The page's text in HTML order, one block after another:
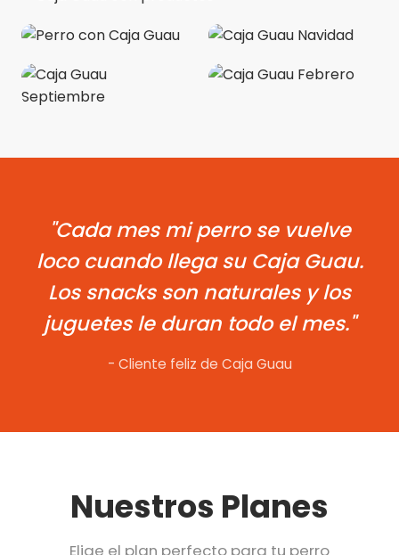
"Cada mes mi perro se vuelve
loco cuando llega su Caja Guau.
Los snacks son naturales y los
juguetes le duran todo el mes."
- Cliente feliz de Caja Guau
Nuestros Planes
Elige el plan perfecto para tu perro